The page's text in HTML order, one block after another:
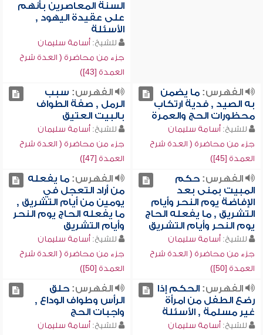
السنة المعاصرين بأنهم
على عقيدة اليهود ,
الأسئلة
للشيخ: أسامة سليمان
جزء من محاضرة ( العدة شرح
العمدة [43])
الفهرس:ما يضمن
به الصيد , فدية ارتكاب
محظورات الحج والعمرة
للشيخ: أسامة سليمان
جزء من محاضرة ( العدة شرح
العمدة [45])
الفهرس: سبب
الرمل , صفة الطواف
بالبيت العتيق
للشيخ: أسامة سليمان
جزء من محاضرة ( العدة شرح
العمدة [47])
الفهرس:حكم
المبيت بمنى بعد
الإفاضة يوم النحر وأيام
التشريق , ما يفعله الحاج
يوم النحر وأيام التشريق
للشيخ: أسامة سليمان
جزء من محاضرة ( العدة شرح
العمدة [50])
الفهرس:ما يفعله
من أراد التعجل في
يومين من أيام التشريق ,
ما يفعله الحاج يوم النحر
وأيام التشريق
للشيخ: أسامة سليمان
جزء من محاضرة ( العدة شرح
العمدة [50])
الفهرس:الحكم إذا
رضع الطفل من امرأة
غير مسلمة , الأسئلة
للشيخ: أسامة سليمان
الفهرس:حلق
الرأس وطواف الوداع ,
واجبات الحج
للشيخ: أسامة سليمان